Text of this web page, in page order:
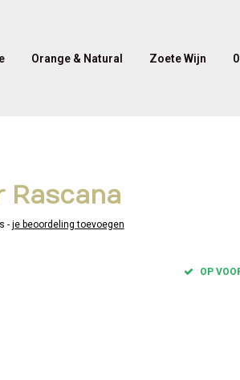
Orange & Natural Zoete Wijn
Rascana
- je beoordeling toevoegen
OP